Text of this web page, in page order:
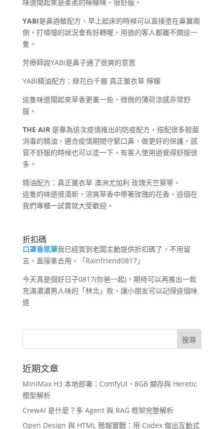
味道聞起來是柔柔的檸檬味，很舒服。
YABI是鼻過敏配方，早上起床的時候可以直接塗在鼻翼兩
側，打噴嚏的狀況會有好轉喔，用過的客人都離不開這一
隻。
芳療師說YABI是鼻子通了很爽的意思
YABI精油配方：綠花白千層 真正薰衣草 檸檬
這隻味道聞起來草香更重一些，微微的薄荷涼感非常舒
服。
THE AIR是專為這次疫情推出的防疫配方，搭配很多殺菌
消毒的精油，適合疫情期間守緊口鼻，做更好的保護。感
冒不舒服的時候也可以塗一下，有客人使用過覺得舒服很
多。
精油配方：真正薰衣草 澳洲尤加利 玫瑰天竺葵等。
這隻的味道很清新，涼爽草香中帶著玫瑰的花香，這個在
我們專櫃一試賣就大受歡迎。
折扣碼
口罩香氛筆我已經買到老闆主動提供折扣碼了，不用留
言，直接拿去用，「Rainfriend0817」
今天真是個好日子0817(你爸一起)，期待可以再推出一款
充滿濃濃男人味的「林北」款，讓小朋友可以記得這個味
道
近期文章
MiniMax H3 本地部署：ComfyUI、8GB 顯存與 Heretic
模型解析
CrewAI 是什麼？多 Agent 與 RAG 框架完整解析
Open Design 與 HTML 簡報實戰：用 Codex 做出互動式